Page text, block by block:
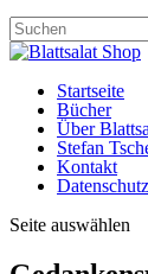
Startseite
Bücher
Über
Stefan
Kontakt
Datenschutz
Seite auswählen